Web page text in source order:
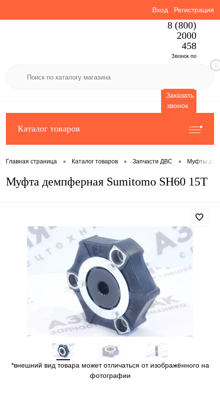
Вход Регистрация
8 (800)
2000
458
Звонок по
Заказать
звонок
0
Каталог товаров
Главная страница • Каталог товаров • Запчасти ДВС • Муфты
Муфта демпферная Sumitomo SH60 15T
*внешний вид товара может отличаться от изображённого на
фотографии